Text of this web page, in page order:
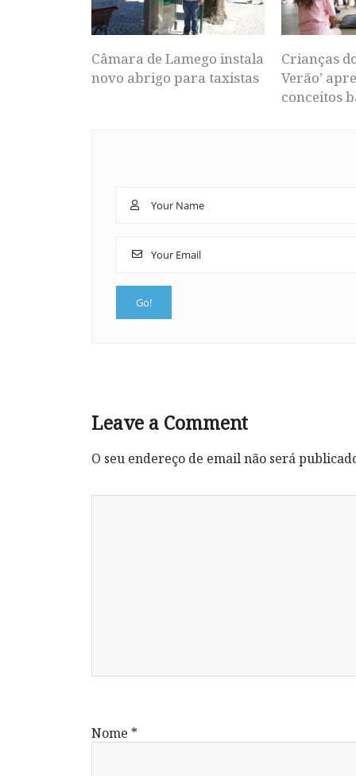
Câmara de Lamego instala
novo abrigo para taxistas
Crianças
Verão’
conceitos
Leave a Comment
O seu endereço de email não será
Nome *